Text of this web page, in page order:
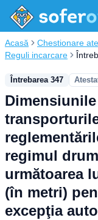
Acasă Chestionare
Reguli incarcare
Întrebarea 347
regimul
următoarea
(în metri)
excepţia